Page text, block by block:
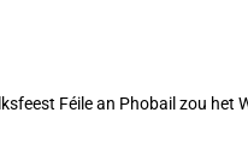
Féile an Phobail zou het